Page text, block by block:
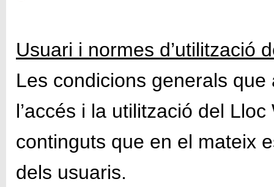
Usuari i normes d’utilització
Les condicions generals
l’accés i la utilització del
continguts que en el mateix
dels usuaris.